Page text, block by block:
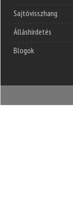
Sajtóvisszhang
Álláshirdetés
Blogok